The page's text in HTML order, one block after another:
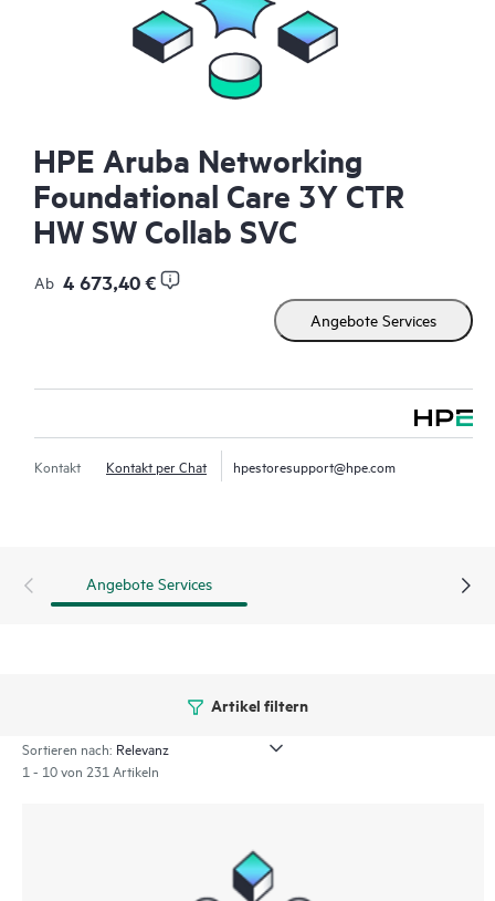
HPE Aruba Networking
Foundational Care 3Y CTR
HW SW Collab SVC
Ab 4 673,40 €
Angebote Services
Kontakt Kontakt per Chat hpestoresupport@hpe.com
Angebote Services
Artikel filtern
Sortieren nach:
1 - 10 von 231 Artikeln